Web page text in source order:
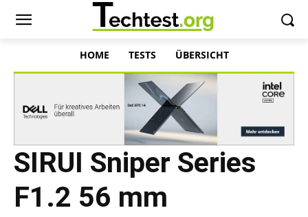
HOME TESTS ÜBERSICHT
SIRUI Sniper Series
F1.2 56 mm